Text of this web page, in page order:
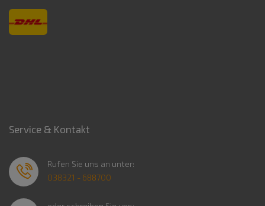
Service & Kontakt
Rufen Sie uns an unter:
038321 - 688700